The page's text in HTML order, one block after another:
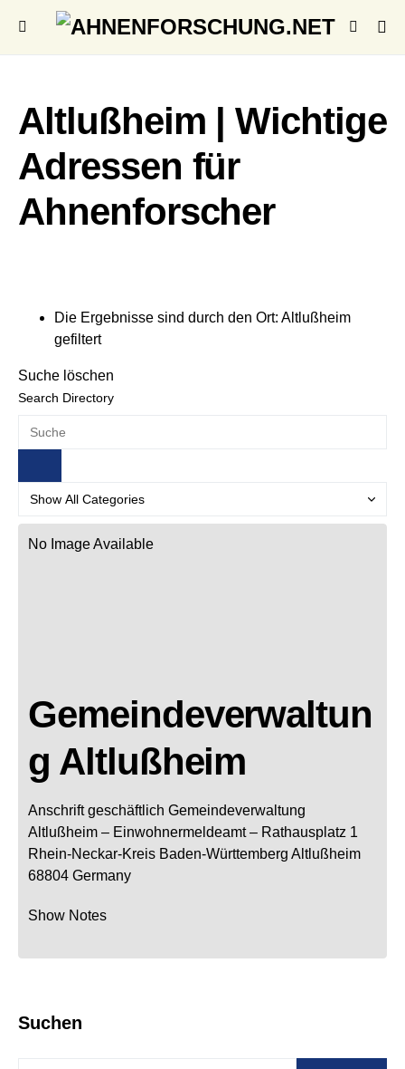
Altlußheim | Wichtige
Adressen für
Ahnenforscher
Die Ergebnisse sind durch den Ort: Altlußheim
gefiltert
Suche löschen
Search Directory
No Image Available
Gemeindeverwaltun
g Altlußheim
Anschrift geschäftlich Gemeindeverwaltung
Altlußheim – Einwohnermeldeamt – Rathausplatz 1
Rhein-Neckar-Kreis Baden-Württemberg Altlußheim
68804 Germany
Show Notes
Suchen